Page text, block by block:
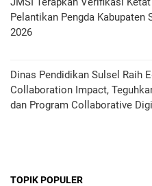
Pelantikan Pengda Kabupaten
2026
Dinas Pendidikan Sulsel Raih
Collaboration Impact,
dan Program Collaborative
TOPIK POPULER